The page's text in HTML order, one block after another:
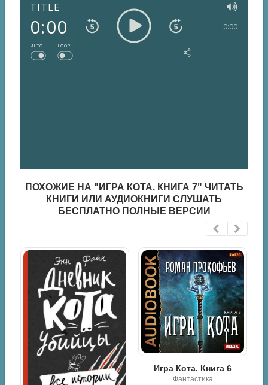
TITLE
0:00 0:00
AUTO LOOP
ПОХОЖИЕ НА "ИГРА КОТА. КНИГА 7" ЧИТАТЬ
КНИГИ ИЛИ АУДИОКНИГИ СЛУШАТЬ
БЕСПЛАТНО ПОЛНЫЕ ВЕРСИИ
Игра Кота. Книга 6
Фантастика